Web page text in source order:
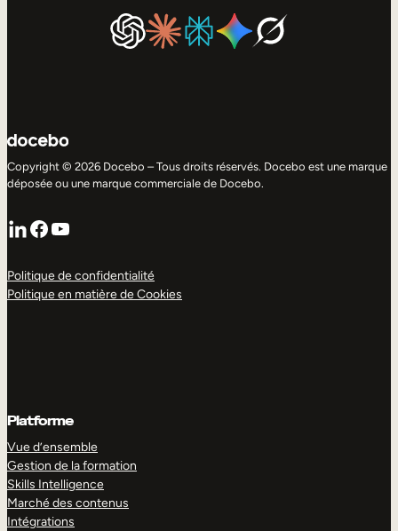
Copyright © 2026 Docebo – Tous droits réservés. Docebo est une marque
déposée ou une marque commerciale de Docebo.
LinkedIn
Facebook
YouTube
Politique de confidentialité
Politique en matière de Cookies
Platforme
Vue d’ensemble
Gestion de la formation
Skills Intelligence
Marché des contenus
Intégrations